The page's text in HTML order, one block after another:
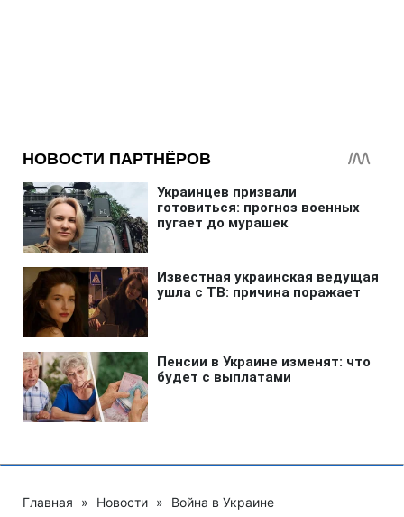
Главная » Новости » Война в Украине